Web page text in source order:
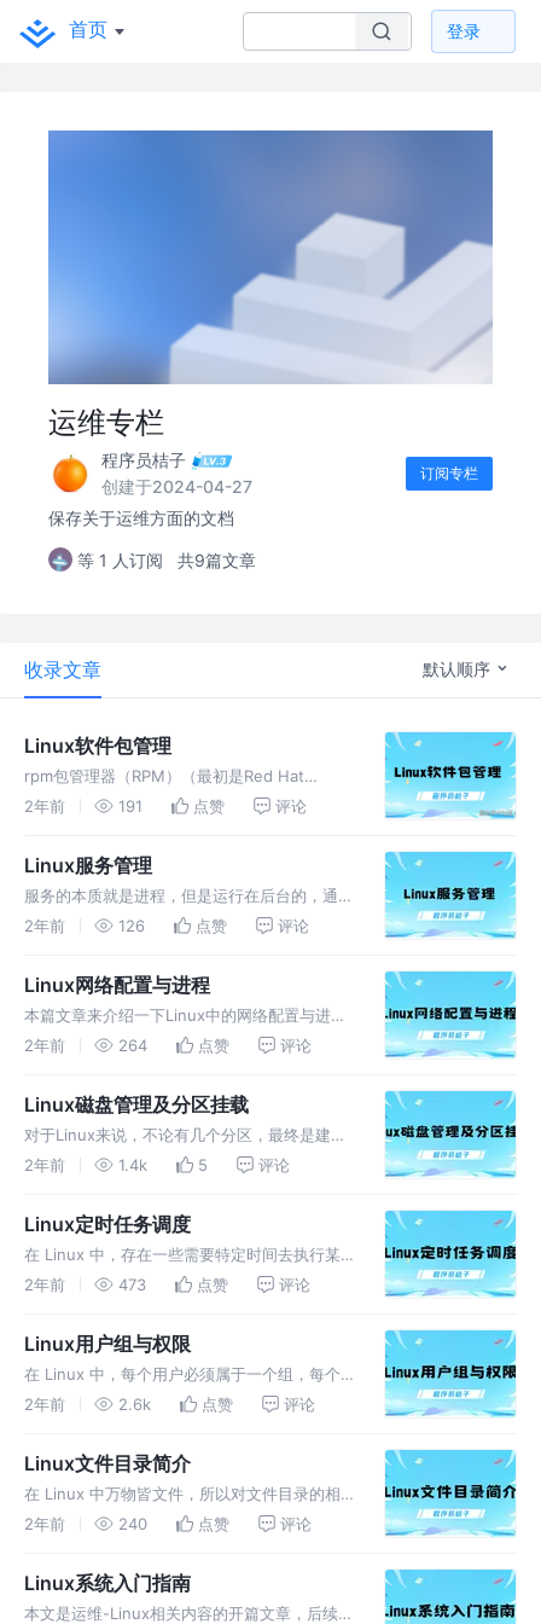
首页 登录
运维专栏
程序员桔子
创建于2024-04-27
订阅专栏
保存关于运维方面的文档
等 1 人订阅 共9篇文章
收录文章 默认顺序
Linux软件包管理
rpm包管理器（RPM）（最初是Red Hat
Package Manager，现在是递归首字母缩写）
文件格式和包管理器程序本身。
2年前 191 点赞 评论
Linux服务管理
服务的本质就是进程，但是运行在后台的，通常
监听某个端口，等待其他程序的请求，所以又称
2年前 126 点赞 评论
Linux网络配置与进程
本篇文章来介绍一下Linux中的网络配置与进程,
主要分为网络配置、进程与进程管理。并简单介
2年前 264 点赞 评论
Linux磁盘管理及分区挂载
对于Linux来说，不论有几个分区，最终是建立
在根分区的基础之上的。每个分区都是用来组成
目录与分区连接起来形成一一对应的关系。
2年前 1.4k 5 评论
Linux定时任务调度
在 Linux 中，存在一些需要特定时间去执行某
个命令或者程序的需求。相当于给指定的命令或
JAVA 中的定时器。
2年前 473 点赞 评论
Linux用户组与权限
在 Linux 中，每个用户必须属于一个组，每个
文件都有所有者、所在组、其他组的概念。这是
重要性，文件之间的关系也就变得同等重要了。
2年前 2.6k 点赞 评论
Linux文件目录简介
在 Linux 中万物皆文件，所以对文件目录的相
关操作就显得格外重要。可以说这是基础中的基
巧，在实际操作中使用的多了这些常见的指令也
就了然于心了。
2年前 240 点赞 评论
Linux系统入门指南
本文是运维-Linux相关内容的开篇文章，后续内